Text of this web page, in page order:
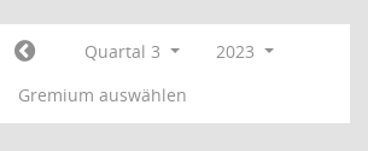
Quartal 3
2023
Gremium auswählen